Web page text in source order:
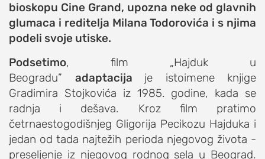
fakulteti
studentski život
zdravlje
it
kolumna
sdl podkast
STUDENTSKI DNEVNI LIST
bioskopu Cine Grand, upozna neke od glavnih
glumaca i reditelja Milana Todorovića i s njima
podeli svoje utiske.
Podsetimo, film „Hajduk u
Beogradu” adaptacija je istoimene knjige
Gradimira Stojkovića iz 1985. godine, kada se
radnja i dešava. Kroz film pratimo
četrnaestogodišnjeg Gligorija Pecikozu Hajduka i
jedan od tada najtežih perioda njegovog života -
preseljenje iz njegovog rodnog sela u Beograd.